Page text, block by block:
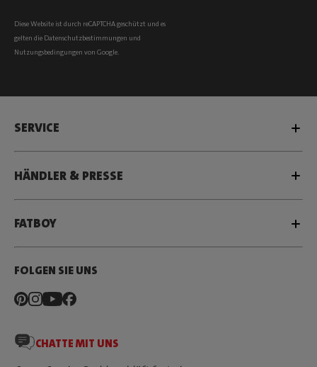
Diese Website ist durch reCAPTCHA geschützt und es
gelten die Datenschutzbestimmungen und
Nutzungsbedingungen von Google.
SERVICE
HÄNDLER & PRESSE
FATBOY
FOLGEN SIE UNS
CHATTE MIT UNS